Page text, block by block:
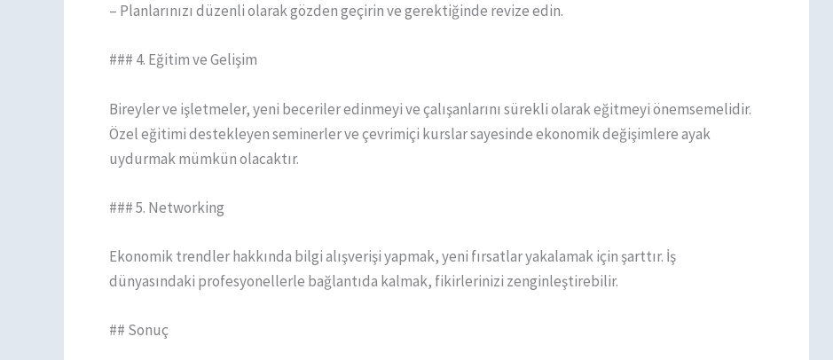
– Planlarınızı düzenli olarak gözden geçirin ve gerektiğinde revize edin.
### 4. Eğitim ve Gelişim
Bireyler ve işletmeler, yeni beceriler edinmeyi ve çalışanlarını sürekli olarak eğitmeyi önemsemelidir.
Özel eğitimi destekleyen seminerler ve çevrimiçi kurslar sayesinde ekonomik değişimlere ayak
uydurmak mümkün olacaktır.
### 5. Networking
Ekonomik trendler hakkında bilgi alışverişi yapmak, yeni fırsatlar yakalamak için şarttır. İş
dünyasındaki profesyonellerle bağlantıda kalmak, fikirlerinizi zenginleştirebilir.
## Sonuç